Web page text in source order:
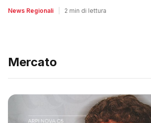
News Regionali 2 min di lettura
Mercato